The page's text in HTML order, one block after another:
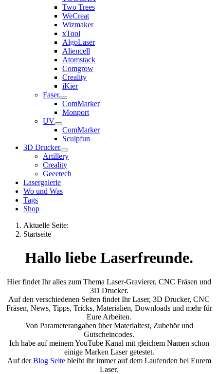
Two Trees
WeCreat
Wizmaker
xTool
AlgoLaser
Aliencell
Atomstack
Comgrow
Creality
iKier
Faser
ComMarker
Monport
UV
ComMarker
Sculpfun
3D Drucker
Artillery
Creality
Geeetech
Lasergalerie
Wo und Was
Tags
Shop
Aktuelle Seite:
Startseite
Hallo liebe Laserfreunde.
Hier findet Ihr alles zum Thema Laser-Gravierer, CNC Fräsen und
3D Drucker.
Auf den verschiedenen Seiten findet Ihr Laser, 3D Drucker, CNC
Fräsen, News, Tipps, Tricks, Materialien, Downloads und mehr für
Eure Arbeiten.
Von Parameterangaben über Materialtest, Zubehör und
Gutscheincodes.
Ich habe auf meinem YouTube Kanal mit gleichem Namen schon
einige Marken Laser getestet.
Auf derBlog Seitebleibt ihr immer auf dem Laufenden bei Eurem
Laser.